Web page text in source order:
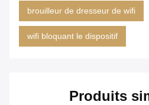
brouilleur de dresseur de wifi
wifi bloquant le dispositif
Produits